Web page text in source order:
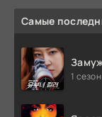
Самые
1 сезон